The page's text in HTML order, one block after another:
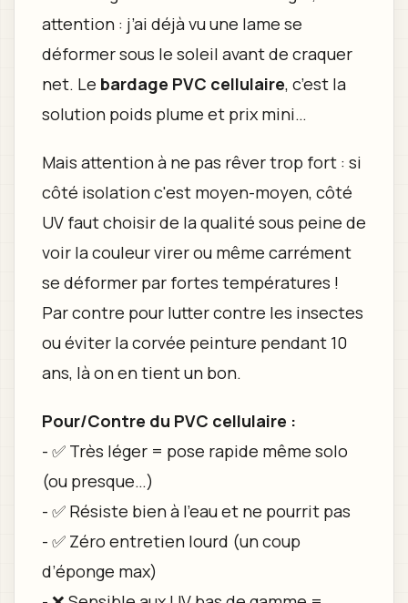
attention : j’ai déjà vu une lame se
déformer sous le soleil avant de craquer
net. Le bardage PVC cellulaire, c’est la
solution poids plume et prix mini…
Mais attention à ne pas rêver trop fort : si
côté isolation c'est moyen-moyen, côté
UV faut choisir de la qualité sous peine de
voir la couleur virer ou même carrément
se déformer par fortes températures !
Par contre pour lutter contre les insectes
ou éviter la corvée peinture pendant 10
ans, là on en tient un bon.
Pour/Contre du PVC cellulaire :
- ✅ Très léger = pose rapide même solo
(ou presque…)
- ✅ Résiste bien à l’eau et ne pourrit pas
- ✅ Zéro entretien lourd (un coup
d’éponge max)